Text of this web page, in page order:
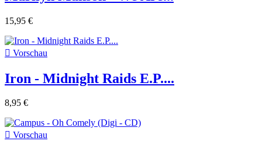
15,95 €
 Vorschau
Iron - Midnight Raids E.P....
8,95 €
 Vorschau